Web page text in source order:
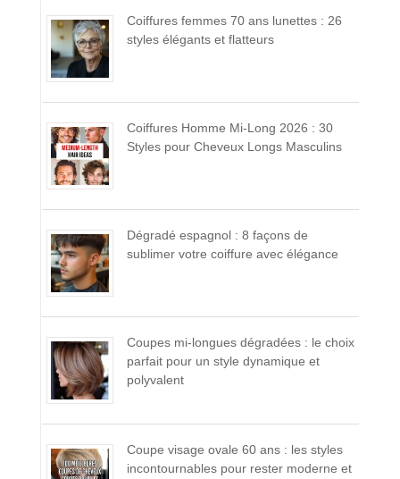
Coiffures femmes 70 ans lunettes : 26
styles élégants et flatteurs
Coiffures Homme Mi-Long 2026 : 30
Styles pour Cheveux Longs Masculins
Dégradé espagnol : 8 façons de
sublimer votre coiffure avec élégance
Coupes mi-longues dégradées : le choix
parfait pour un style dynamique et
polyvalent
Coupe visage ovale 60 ans : les styles
incontournables pour rester moderne et